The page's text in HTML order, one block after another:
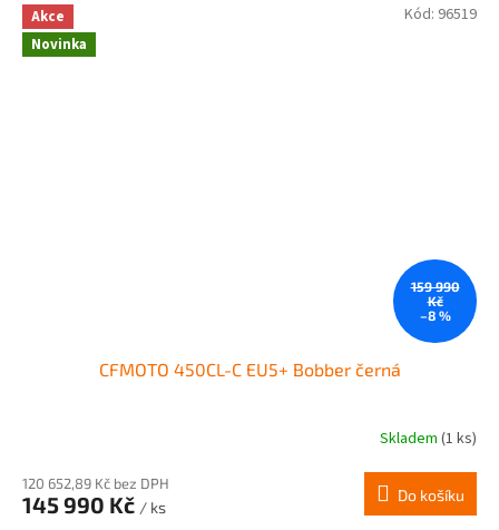
Akce
Novinka
159 990
Kč
–8 %
CFMOTO 450CL-C EU5+ Bobber černá
Skladem (1 ks)
120 652,89 Kč bez DPH
145 990 Kč / ks
Do košíku
Kód: 96519